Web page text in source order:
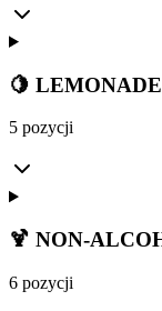
🍋
5 pozycji
🍹 NON-
6 pozycji